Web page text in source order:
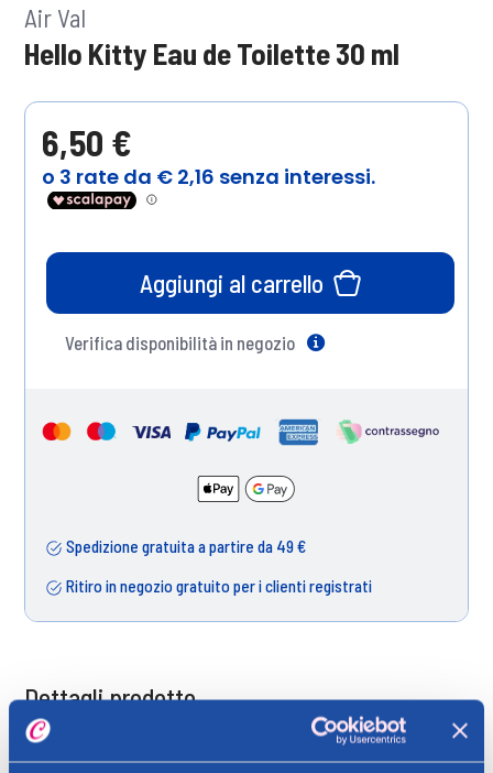
Air Val
Hello Kitty Eau de Toilette 30 ml
6,50 €
Aggiungi al carrello
Verifica disponibilità in negozio
Spedizione gratuita a partire da 49 €
Ritiro in negozio gratuito per i clienti registrati
Dettagli prodotto